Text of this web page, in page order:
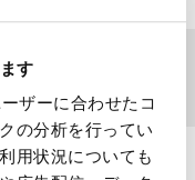
す
ザーに合わせたコ
の分析を行ってい
用状況についても